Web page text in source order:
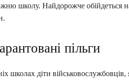
школу. Найдорожче обійдеться
пільги
школах діти військовослужбовців,